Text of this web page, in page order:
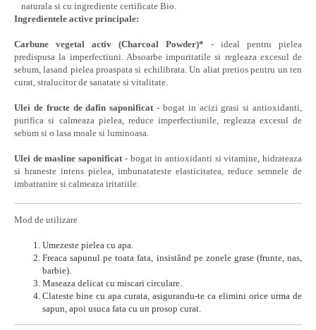
naturala si cu ingrediente certificate Bio.
Ingredientele active principale:
Carbune vegetal activ (Charcoal Powder)* - ideal pentru pielea
predispusa la imperfectiuni. Absoarbe impuritatile si regleaza excesul de
sebum, lasand pielea proaspata si echilibrata. Un aliat pretios pentru un ten
curat, stralucitor de sanatate si vitalitate.
Ulei de fructe de dafin saponificat- bogat in acizi grasi si antioxidanti,
purifica si calmeaza pielea, reduce imperfectiunile, regleaza excesul de
sebum si o lasa moale si luminoasa.
Ulei de masline saponificat- bogat in antioxidanti si vitamine, hidrateaza
si hraneste intens pielea, imbunatateste elasticitatea, reduce semnele de
imbatranire si calmeaza iritatiile.
Mod de utilizare
Umezeste pielea cu apa.
Freaca sapunul pe toata fata, insistând pe zonele grase (frunte, nas,
barbie).
Maseaza delicat cu miscari circulare.
Clateste bine cu apa curata, asigurandu-te ca elimini orice urma de
sapun, apoi usuca fata cu un prosop curat.